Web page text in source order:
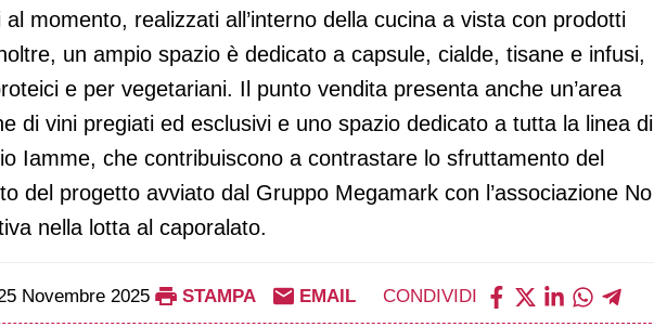
momento, realizzati all’interno della cucina a vista con prodotti
un ampio spazio è dedicato a capsule, cialde, tisane e infusi,
e per vegetariani. Il punto vendita presenta anche un’area
di vini pregiati ed esclusivi e uno spazio dedicato a tutta la linea di
Iamme, che contribuiscono a contrastare lo sfruttamento del
del progetto avviato dal Gruppo Megamark con l’associazione No
nella lotta al caporalato.
Novembre 2025 STAMPA EMAIL CONDIVIDI